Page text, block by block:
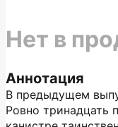
Аннотация
В предыдущем
Ровно тринадцать
Нет в